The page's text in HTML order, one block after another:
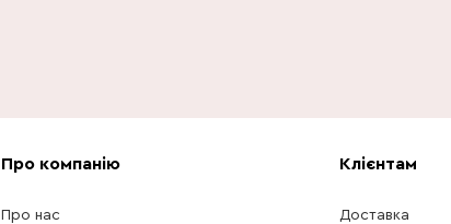
Про компанію
Про нас
Клієнтам
Доставка